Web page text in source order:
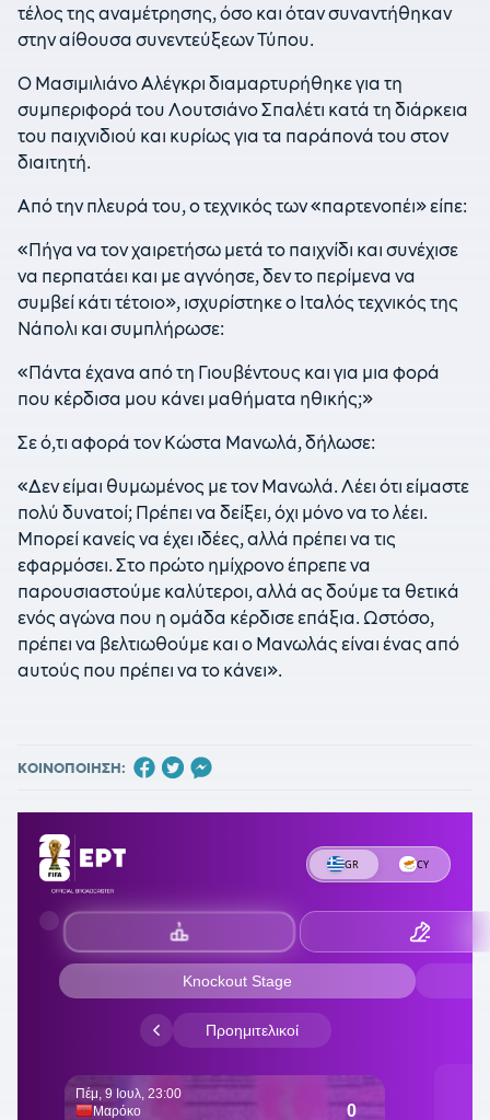
τέλος της αναμέτρησης, όσο και όταν συναντήθηκαν
στην αίθουσα συνεντεύξεων Τύπου.
Ο Μασιμιλιάνο Αλέγκρι διαμαρτυρήθηκε για τη
συμπεριφορά του Λουτσιάνο Σπαλέτι κατά τη διάρκεια
του παιχνιδιού και κυρίως για τα παράπονά του στον
διαιτητή.
Από την πλευρά του, ο τεχνικός των «παρτενοπέι» είπε:
«Πήγα να τον χαιρετήσω μετά το παιχνίδι και συνέχισε
να περπατάει και με αγνόησε, δεν το περίμενα να
συμβεί κάτι τέτοιο», ισχυρίστηκε ο Ιταλός τεχνικός της
Νάπολι και συμπλήρωσε:
«Πάντα έχανα από τη Γιουβέντους και για μια φορά
που κέρδισα μου κάνει μαθήματα ηθικής;»
Σε ό,τι αφορά τον Κώστα Μανωλά, δήλωσε:
«Δεν είμαι θυμωμένος με τον Μανωλά. Λέει ότι είμαστε
πολύ δυνατοί; Πρέπει να δείξει, όχι μόνο να το λέει.
Μπορεί κανείς να έχει ιδέες, αλλά πρέπει να τις
εφαρμόσει. Στο πρώτο ημίχρονο έπρεπε να
παρουσιαστούμε καλύτεροι, αλλά ας δούμε τα θετικά
ενός αγώνα που η ομάδα κέρδισε επάξια. Ωστόσο,
πρέπει να βελτιωθούμε και ο Μανωλάς είναι ένας από
αυτούς που πρέπει να το κάνει».
ΚΟΙΝΟΠΟΙΗΣΗ: